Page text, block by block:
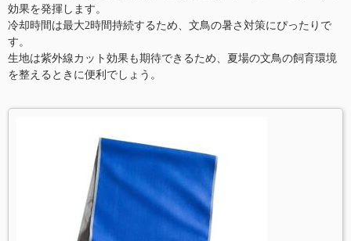
効果を発揮します。
冷却時間は最大2時間持続するため、文鳥の暑さ対策にぴったりで
す。
生地は紫外線カット効果も期待できるため、夏場の文鳥の飼育環境
を整えるときに便利でしょう。